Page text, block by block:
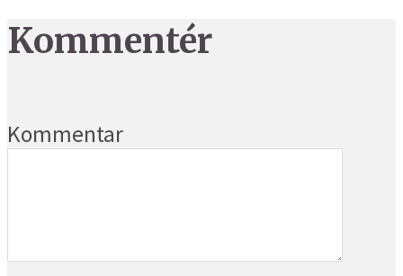
Kommentér
Kommentar